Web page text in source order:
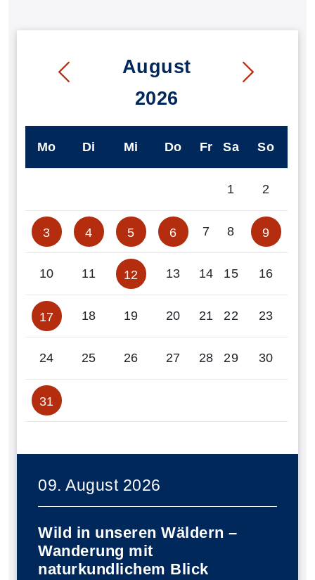
August
2026
Mo Di Mi Do Fr Sa So
1 2
3 4 5 6 7 8 9
10 11 12 13 14 15 16
17 18 19 20 21 22 23
24 25 26 27 28 29 30
31
09. August 2026
Wild in unseren Wäldern –
Wanderung mit
naturkundlichem Blick